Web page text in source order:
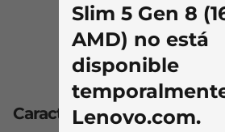
Características
Slim 5 Gen 8
AMD) no está
disponible
Lenovo.com.